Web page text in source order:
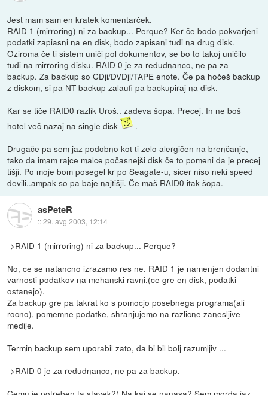
Jest mam sam en kratek komentarček.
RAID 1 (mirroring) ni za backup... Perque? Ker če bodo pokvarjeni
podatki zapiasni na en disk, bodo zapisani tudi na drug disk.
Oziroma če ti sistem uniči pol dokumentov, se bo to takoj uničilo
tudi na mirroring disku. RAID 0 je za redudnanco, ne pa za
backup. Za backup so CDji/DVDji/TAPE enote. Če pa hočeš backup
z diskom, si pa NT backup zalaufi pa backupiraj na disk.
Kar se tiče RAID0 razlik Uroš.. zadeva šopa. Precej. In ne boš
hotel več nazaj na single disk
.
Drugače pa sem jaz podobno kot ti zelo alergičen na brenčanje,
tako da imam rajce malce počasnejši disk če to pomeni da je precej
tišji. Po moje bom posegel kr po Seagate-u, sicer niso neki speed
devili..ampak so pa baje najtišji. Če maš RAID0 itak šopa.
asPeteR
::29. avg 2003, 12:14
->RAID 1 (mirroring) ni za backup... Perque?
No, ce se natancno izrazamo res ne. RAID 1 je namenjen dodantni
varnosti podatkov na mehanski ravni.(ce gre en disk, podatki
ostanejo).
Za backup gre pa takrat ko s pomocjo posebnega programa(ali
rocno), pomemne podatke, shranjujemo na razlicne zanesljive
medije.
Termin backup sem uporabil zato, da bi bil bolj razumljiv ...
->RAID 0 je za redudnanco, ne pa za backup.